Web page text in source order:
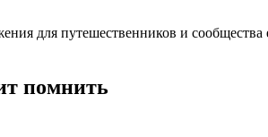
для путешественников и
помнить